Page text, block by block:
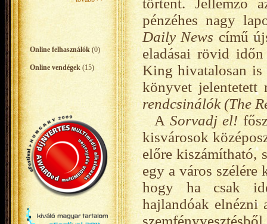
Online felhasználók (0)
Online vendégek (15)
történt. Jellemző
pénzéhes nagy
Daily News című
eladásai rövid
King hivatalosan is
könyvet
rendcsinálók (The
A Sorvadj el!
kisvárosok
előre kiszámítható,
egy a város
hogy ha csak
hajlandóak elnézni